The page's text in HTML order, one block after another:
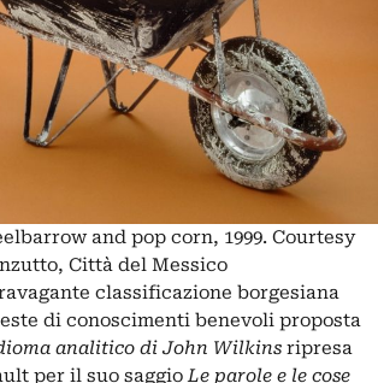
and pop corn, 1999. Courtesy
Città del Messico
classificazione borgesiana
di conoscimenti benevoli proposta
analitico di John Wilkins ripresa
per il suo saggioLe parole e le cose